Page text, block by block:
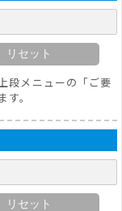
リセット
段メニューの「ご要
す。
リセット